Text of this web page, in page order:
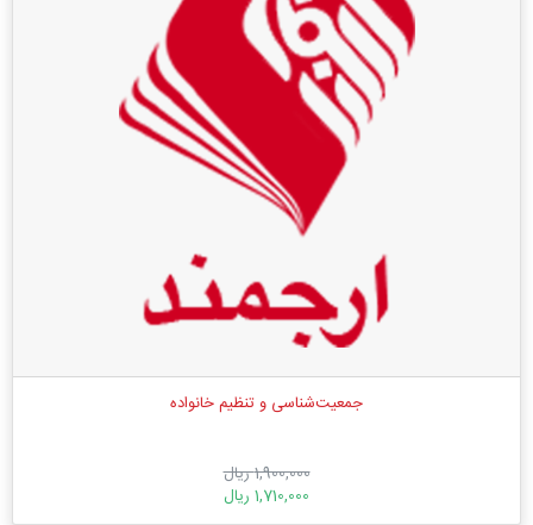
جمعیت‌شناسی و تنظیم خانواده
1,900,000 ریال
1,710,000 ریال